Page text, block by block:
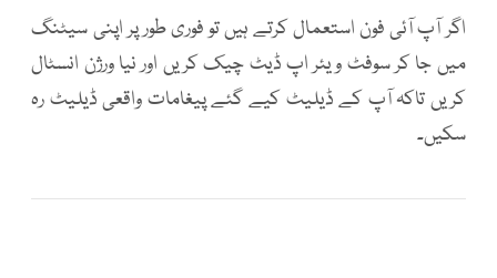
اگر آپ آئی فون استعمال کرتے ہیں تو فوری طور پر اپنی سیٹنگ
میں جا کر سوفٹ ویئر اپ ڈیٹ چیک کریں اور نیا ورژن انسٹال
کریں تاکہ آپ کے ڈیلیٹ کیے گئے پیغامات واقعی ڈیلیٹ رہ
سکیں۔